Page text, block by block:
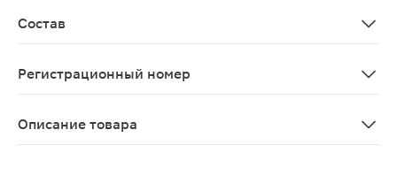
Состав
Регистрационный номер
Описание товара